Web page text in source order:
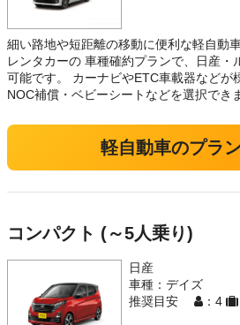
細い路地や短距離の移動に便利な軽自動
レンタカーの 車種確約プランで、日産・
可能です。 カーナビやETC車載器などが
NOC補償・ベビーシートなどを選択でき
軽自動車のプラ
コンパクト (～5人乗り)
日産
車種：デイズ
推奨目安
：4